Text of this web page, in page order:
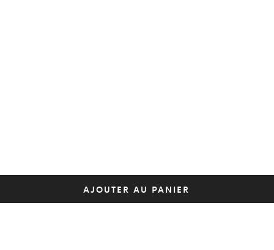
AJOUTER AU PANIER